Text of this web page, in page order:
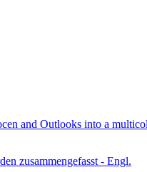
and Outlooks into a
zusammengefasst - Engl.